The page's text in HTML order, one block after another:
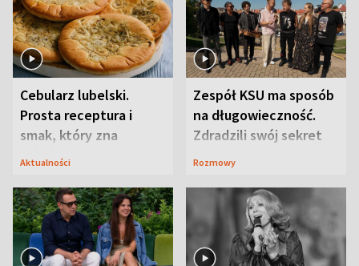
Cebularz lubelski.
Prosta receptura i
smak, który zna
Lubelszczyzna
Aktualności
Zespół KSU ma sposób
na długowieczność.
Zdradzili swój sekret
Rozmowy